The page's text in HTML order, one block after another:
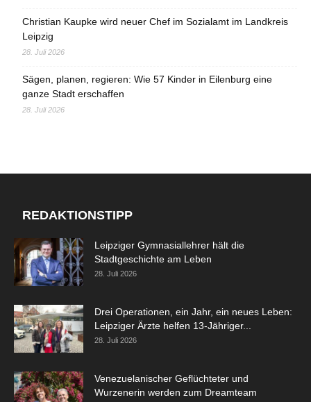
Christian Kaupke wird neuer Chef im Sozialamt im Landkreis
Leipzig
28. Juli 2026
Sägen, planen, regieren: Wie 57 Kinder in Eilenburg eine
ganze Stadt erschaffen
28. Juli 2026
REDAKTIONSTIPP
Leipziger Gymnasiallehrer hält die
Stadtgeschichte am Leben
28. Juli 2026
Drei Operationen, ein Jahr, ein neues Leben:
Leipziger Ärzte helfen 13-Jähriger...
28. Juli 2026
Venezuelanischer Geflüchteter und
Wurzenerin werden zum Dreamteam